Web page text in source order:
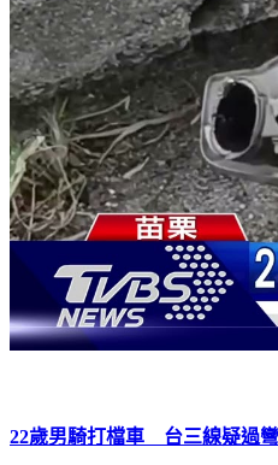
22歲男騎打檔車 台三線疑過